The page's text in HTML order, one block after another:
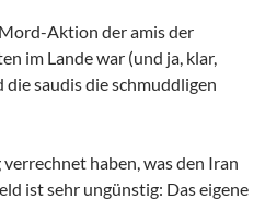
Aktion der amis der
im Lande war (und ja, klar,
saudis die schmuddligen
haben, was den Iran
ist sehr ungünstig: Das eigene